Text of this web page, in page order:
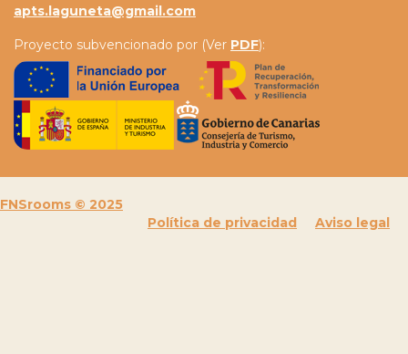
apts.laguneta@gmail.com
Proyecto subvencionado por (Ver PDF):
FNSrooms © 2025
Política de privacidad
Aviso legal